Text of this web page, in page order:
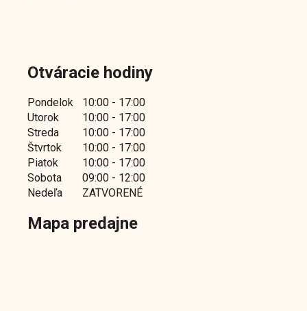
Otváracie hodiny
Pondelok
10:00 - 17:00
Utorok
10:00 - 17:00
Streda
10:00 - 17:00
Štvrtok
10:00 - 17:00
Piatok
10:00 - 17:00
Sobota
09:00 - 12:00
Nedeľa
ZATVORENÉ
Mapa predajne